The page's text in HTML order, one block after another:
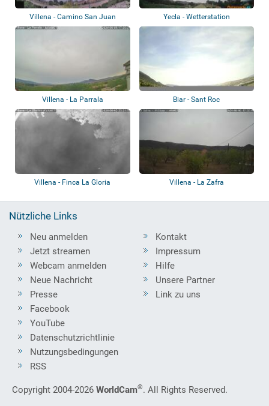
Villena - Camino San Juan Yecla - Wetterstation
Villena - La Parrala Biar - Sant Roc
Villena - Finca La Gloria Villena - La Zafra
Nützliche Links
Neu anmelden
Jetzt streamen
Webcam anmelden
Neue Nachricht
Presse
Kontakt
Impressum
Hilfe
Unsere Partner
Link zu uns
Facebook
YouTube
Datenschutzrichtlinie
Nutzungsbedingungen
RSS
Copyright 2004-2026 WorldCam®. All Rights Reserved.